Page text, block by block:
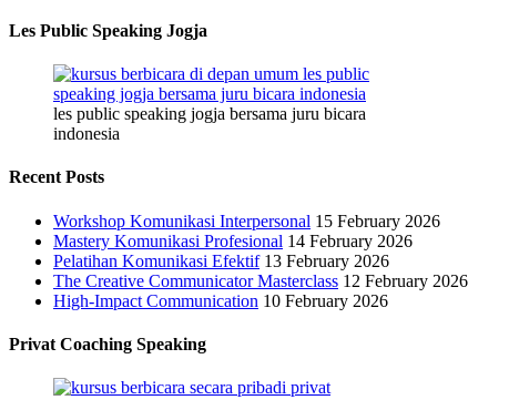
Les Public Speaking Jogja
les public speaking jogja bersama juru bicara
indonesia
Recent Posts
Workshop Komunikasi Interpersonal 15 February 2026
Mastery Komunikasi Profesional 14 February 2026
Pelatihan Komunikasi Efektif 13 February 2026
The Creative Communicator Masterclass 12 February 2026
High-Impact Communication 10 February 2026
Privat Coaching Speaking